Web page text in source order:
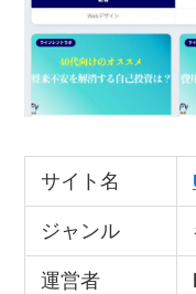
サイト名
ジャンル
運営者